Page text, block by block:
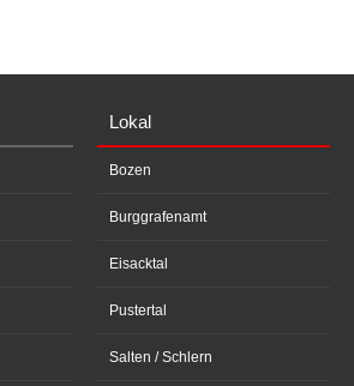
Lokal
Bozen
Burggrafenamt
Eisacktal
Pustertal
Salten / Schlern